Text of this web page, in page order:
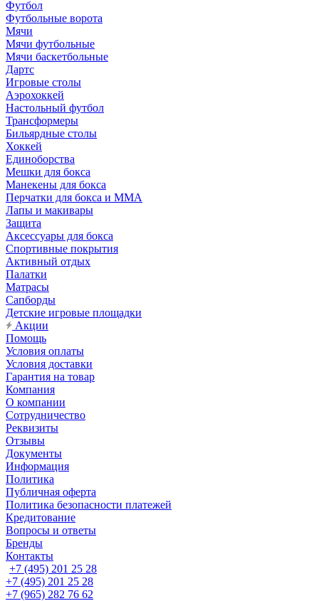
Футбол
Футбольные ворота
Мячи
Мячи футбольные
Мячи баскетбольные
Дартс
Игровые столы
Аэрохоккей
Настольный футбол
Трансформеры
Бильярдные столы
Хоккей
Единоборства
Мешки для бокса
Манекены для бокса
Перчатки для бокса и MMA
Лапы и макивары
Защита
Аксессуары для бокса
Спортивные покрытия
Активный отдых
Палатки
Матрасы
Сапборды
Детские игровые площадки
Акции
Помощь
Условия оплаты
Условия доставки
Гарантия на товар
Компания
О компании
Сотрудничество
Реквизиты
Отзывы
Документы
Информация
Политика
Публичная оферта
Политика безопасности платежей
Кредитование
Вопросы и ответы
Бренды
Контакты
+7 (495) 201 25 28
+7 (495) 201 25 28
+7 (965) 282 76 62